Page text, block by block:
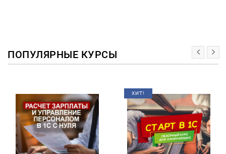
ПОПУЛЯРНЫЕ КУРСЫ
ХИТ!